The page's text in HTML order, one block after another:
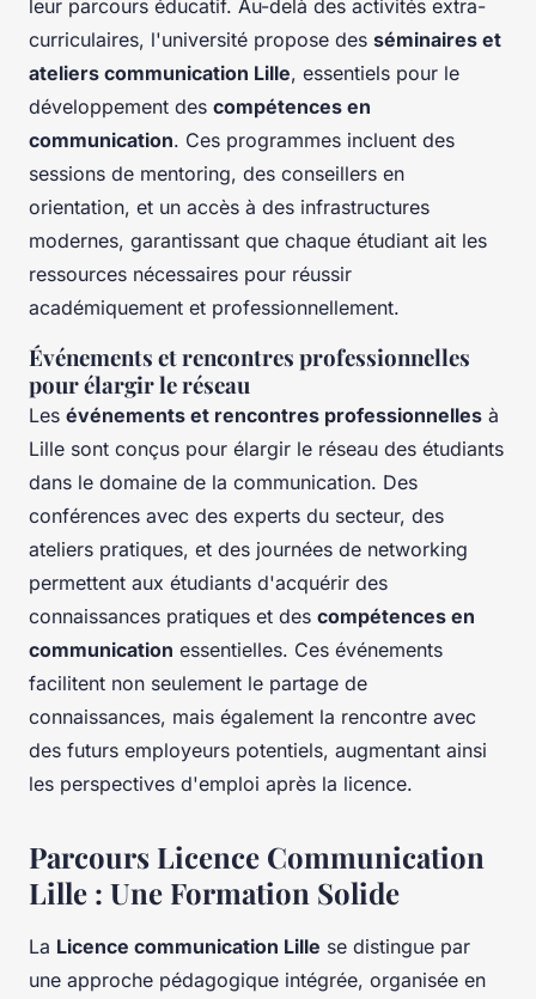
leur parcours éducatif. Au-delà des activités extra-
curriculaires, l'université propose des séminaires et
ateliers communication Lille, essentiels pour le
développement des compétences en
communication. Ces programmes incluent des
sessions de mentoring, des conseillers en
orientation, et un accès à des infrastructures
modernes, garantissant que chaque étudiant ait les
ressources nécessaires pour réussir
académiquement et professionnellement.
Événements et rencontres professionnelles
pour élargir le réseau
Les événements et rencontres professionnelles à
Lille sont conçus pour élargir le réseau des étudiants
dans le domaine de la communication. Des
conférences avec des experts du secteur, des
ateliers pratiques, et des journées de networking
permettent aux étudiants d'acquérir des
connaissances pratiques et des compétences en
communication essentielles. Ces événements
facilitent non seulement le partage de
connaissances, mais également la rencontre avec
des futurs employeurs potentiels, augmentant ainsi
les perspectives d'emploi après la licence.
Parcours Licence Communication
Lille : Une Formation Solide
La Licence communication Lille se distingue par
une approche pédagogique intégrée, organisée en